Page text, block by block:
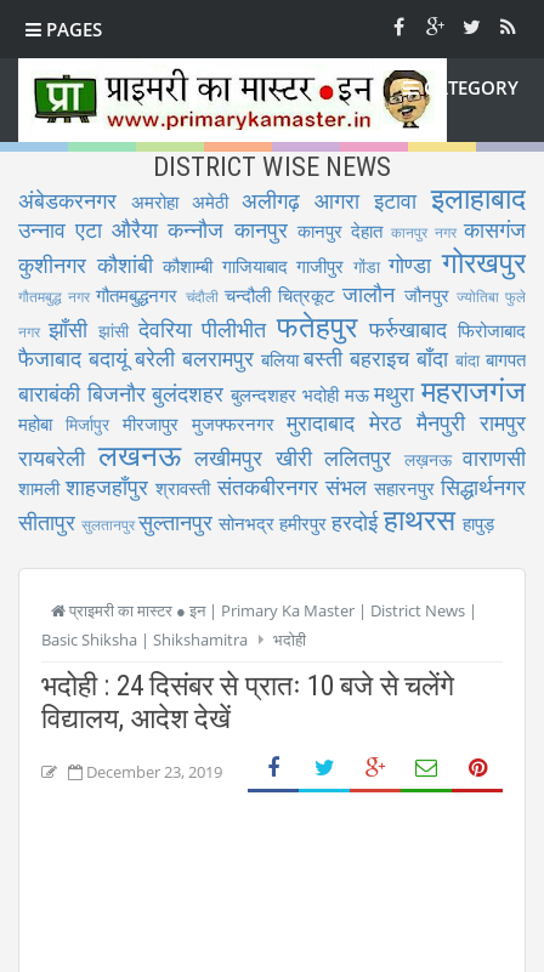
PAGES
CATEGORY
DISTRICT WISE NEWS
अंबेडकरनगर अमरोहा अमेठी अलीगढ़ आगरा इटावा इलाहाबाद
उन्नाव एटा औरैया कन्नौज कानपुर कानपुर देहात कानपुर नगर कासगंज
कुशीनगर कौशांबी कौशाम्बी गाजियाबाद गाजीपुर गोंडा गोण्डा गोरखपुर
गौतमबुद्ध नगर गौतमबुद्धनगर चंदौली चन्दौली चित्रकूट जालौन जौनपुर ज्योतिबा फुले
नगर झाँसी झांसी देवरिया पीलीभीत फतेहपुर फर्रुखाबाद फिरोजाबाद
फैजाबाद बदायूं बरेली बलरामपुर बलिया बस्ती बहराइच बाँदा बांदा बागपत
बाराबंकी बिजनौर बुलंदशहर बुलन्दशहर भदोही मऊ मथुरा महराजगंज
महोबा मिर्जापुर मीरजापुर मुजफ्फरनगर मुरादाबाद मेरठ मैनपुरी रामपुर
रायबरेली लखनऊ लखीमपुर खीरी ललितपुर लख़नऊ वाराणसी
शामली शाहजहाँपुर श्रावस्ती संतकबीरनगर संभल सहारनपुर सिद्धार्थनगर
सीतापुर सुलतानपुरसुल्तानपुर सोनभद्र हमीरपुर हरदोई हाथरस हापुड़
प्राइमरी का मास्टर ● इन | Primary Ka Master | District News |
Basic Shiksha | Shikshamitra
भदोही
भदोही : 24 दिसंबर से प्रातः 10 बजे से चलेंगे
विद्यालय, आदेश देखें
December 23, 2019